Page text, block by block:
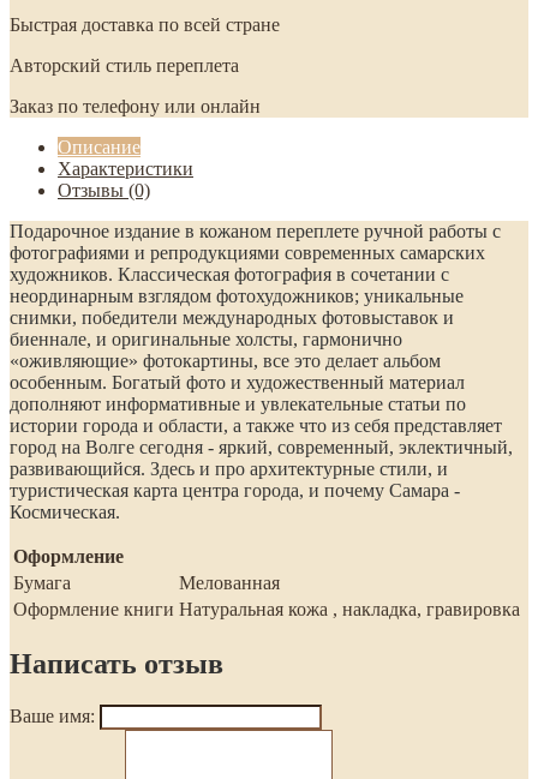
Быстрая доставка по всей стране
Авторский стиль переплета
Заказ по телефону или онлайн
Описание
Характеристики
Отзывы (0)
Подарочное издание в кожаном переплете ручной работы с
фотографиями и репродукциями современных самарских
художников. Классическая фотография в сочетании с
неординарным взглядом фотохудожников; уникальные
снимки, победители международных фотовыставок и
биеннале, и оригинальные холсты, гармонично
«оживляющие» фотокартины, все это делает альбом
особенным. Богатый фото и художественный материал
дополняют информативные и увлекательные статьи по
истории города и области, а также что из себя представляет
город на Волге сегодня - яркий, современный, эклектичный,
развивающийся. Здесь и про архитектурные стили, и
туристическая карта центра города, и почему Самара -
Космическая.
Оформление
Бумага
Мелованная
Оформление книги Натуральная кожа , накладка, гравировка
Написать отзыв
Ваше имя: